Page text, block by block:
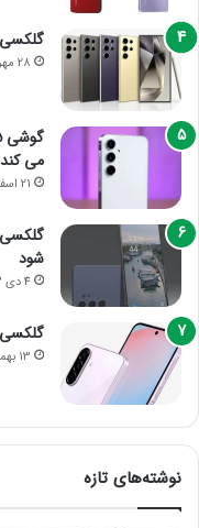
گلکسی اس 25 اولترا در
28 مهر 1403
می کند
21 اسفند 1403
شود
4 دی 1403
گلکسی A56 تعمیر سخت تری نسبت به A55 دارد
13 بهمن 1403
نوشته‌های تازه